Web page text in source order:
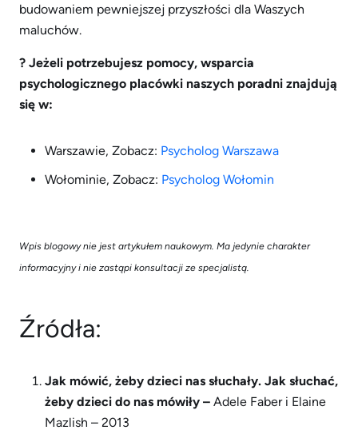
budowaniem pewniejszej przyszłości dla Waszych
maluchów.
? Jeżeli potrzebujesz pomocy, wsparcia
psychologicznego placówki naszych poradni znajdują
się w:
Warszawie, Zobacz: Psycholog Warszawa
Wołominie, Zobacz: Psycholog Wołomin
Wpis blogowy nie jest artykułem naukowym. Ma jedynie charakter
informacyjny i nie zastąpi konsultacji ze specjalistą.
Źródła:
Jak mówić, żeby dzieci nas słuchały. Jak słuchać,
żeby dzieci do nas mówiły – Adele Faber i Elaine
Mazlish – 2013